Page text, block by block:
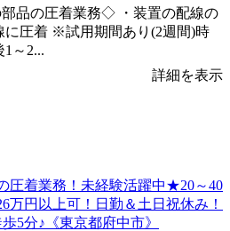
品の圧着業務◇ ・装置の配線の
に圧着 ※試用期間あり(2週間)時
～2...
詳細を表示